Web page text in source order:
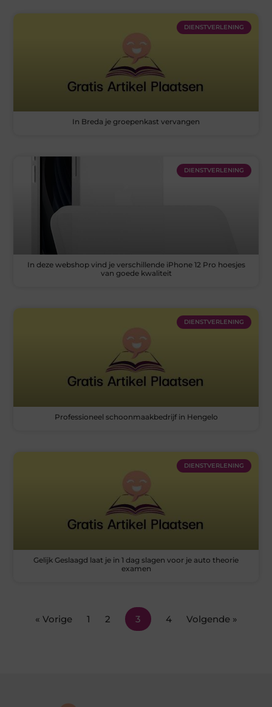
DIENSTVERLENING
In Breda je groepenkast vervangen
DIENSTVERLENING
In deze webshop vind je verschillende iPhone 12 Pro hoesjes
van goede kwaliteit
DIENSTVERLENING
Professioneel schoonmaakbedrijf in Hengelo
DIENSTVERLENING
Gelijk Geslaagd laat je in 1 dag slagen voor je auto theorie
examen
« Vorige 1 2 3 4 Volgende »